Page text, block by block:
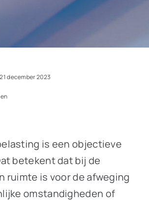
december 2023
is een objectieve
betekent dat bij de
ruimte is voor de afweging
omstandigheden of